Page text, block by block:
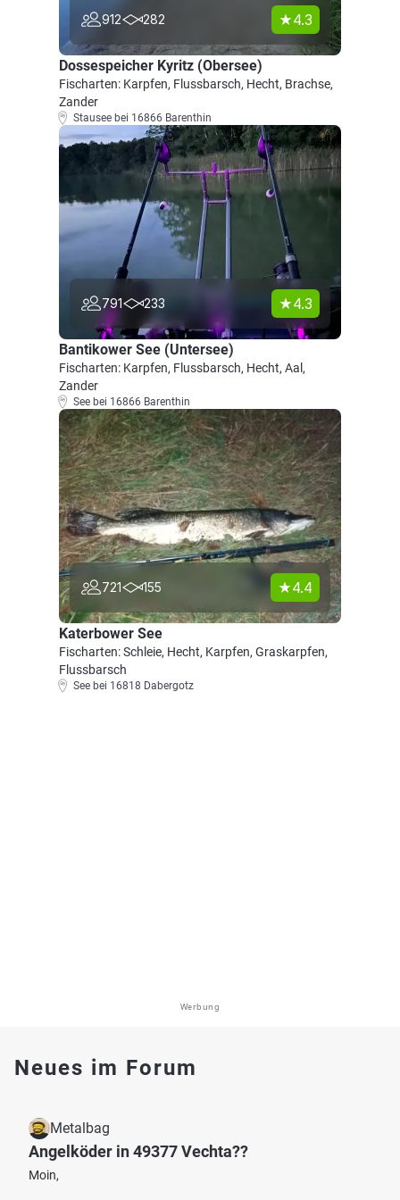
912 282 4.3
Dossespeicher Kyritz (Obersee)
Fischarten: Karpfen, Flussbarsch, Hecht, Brachse,
Zander
Stausee bei 16866 Barenthin
791 233 4.3
Bantikower See (Untersee)
Fischarten: Karpfen, Flussbarsch, Hecht, Aal,
Zander
See bei 16866 Barenthin
721 155 4.4
Katerbower See
Fischarten: Schleie, Hecht, Karpfen, Graskarpfen,
Flussbarsch
See bei 16818 Dabergotz
Werbung
Neues im Forum
Metalbag
Angelköder in 49377 Vechta??
Moin,